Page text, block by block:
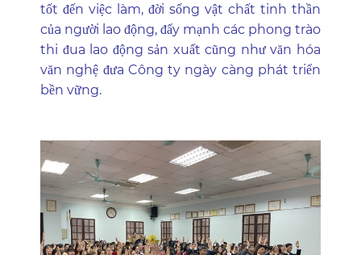
tốt đến việc làm, đời sống vật chất tinh thần
của người lao động, đẩy mạnh các phong trào
thi đua lao động sản xuất cũng như văn hóa
văn nghệ đưa Công ty ngày càng phát triển
bền vững.